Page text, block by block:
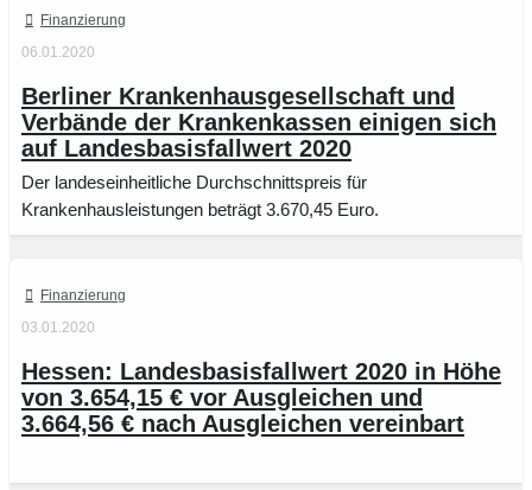
Finanzierung
06.01.2020
Berliner Krankenhausgesellschaft und
Verbände der Krankenkassen einigen sich
auf Landesbasisfallwert 2020
Der landeseinheitliche Durchschnittspreis für
Krankenhausleistungen beträgt 3.670,45 Euro.
Finanzierung
03.01.2020
Hessen: Landesbasisfallwert 2020 in Höhe
von 3.654,15 € vor Ausgleichen und
3.664,56 € nach Ausgleichen vereinbart